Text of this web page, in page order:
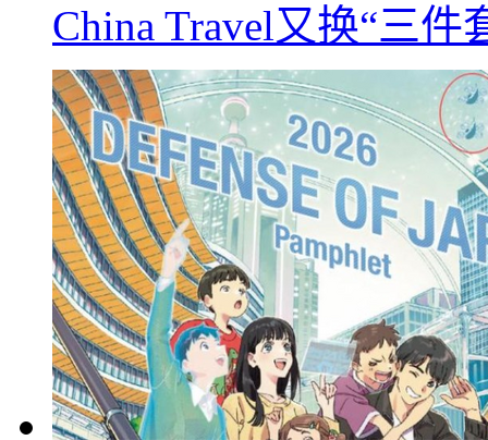
China Travel又换“三